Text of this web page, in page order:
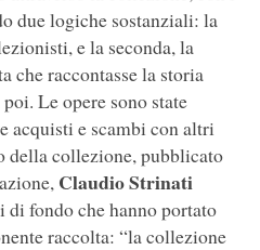
due logiche sostanziali: la
e la seconda, la
che raccontasse la storia
Le opere sono state
acquisti e scambi con altri
della collezione, pubblicato
Claudio Strinati
fondo che hanno portato
raccolta: “la collezione